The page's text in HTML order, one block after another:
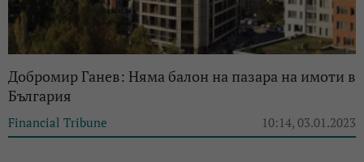
Добромир Ганев: Няма балон на пазара на имоти в
България
Financial Tribune 10:14, 03.01.2023